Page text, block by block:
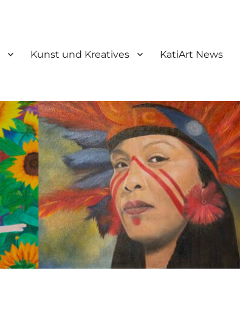
Kunst und Kreatives KatiArt News